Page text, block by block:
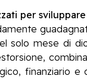
per sviluppare
solo mese di
finanziario e